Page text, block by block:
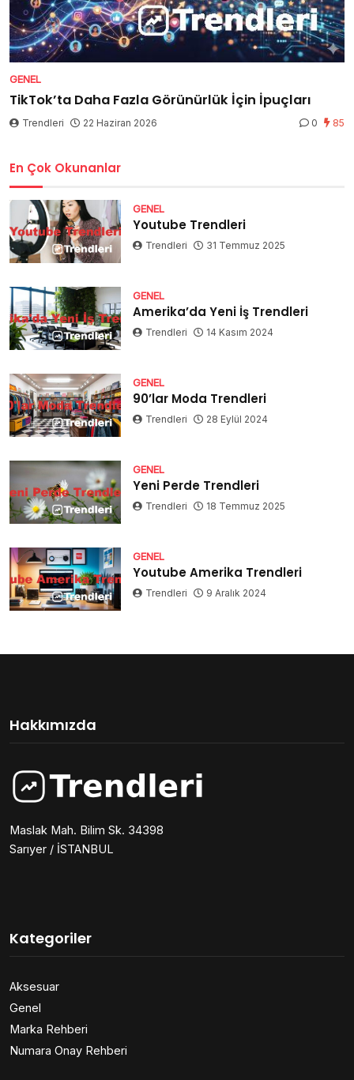
GENEL
TikTok’ta Daha Fazla Görünürlük İçin İpuçları
Trendleri 22 Haziran 2026 0 85
En Çok Okunanlar
GENEL
Youtube Trendleri
Trendleri 31 Temmuz 2025
GENEL
Amerika’da Yeni İş Trendleri
Trendleri 14 Kasım 2024
GENEL
90’lar Moda Trendleri
Trendleri 28 Eylül 2024
GENEL
Yeni Perde Trendleri
Trendleri 18 Temmuz 2025
GENEL
Youtube Amerika Trendleri
Trendleri 9 Aralık 2024
Hakkımızda
Maslak Mah. Bilim Sk. 34398
Sarıyer / İSTANBUL
Kategoriler
Aksesuar
Genel
Marka Rehberi
Numara Onay Rehberi